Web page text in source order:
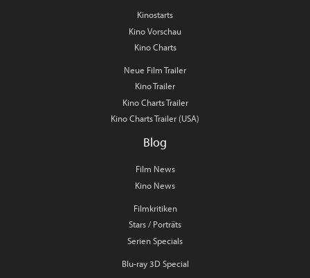
Kinostarts
Kino Vorschau
Kino Charts
Neue Film Trailer
Kino Trailer
Kino Charts Trailer
Kino Charts Trailer (USA)
Blog
Film News
Kino News
Filmkritiken
Stars / Porträts
Serien Specials
Blu-ray 3D Special